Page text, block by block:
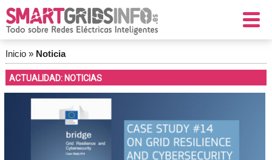
Inicio» Noticia
ACTUALIDAD: NOTICIAS